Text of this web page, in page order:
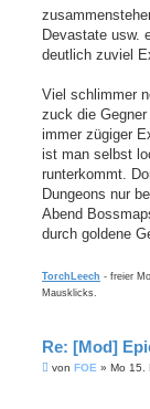
Devastate usw.
deutlich zuviel
Viel schlimmer
zuck die
immer zügiger
ist man selbst
runterkommt.
Dungeons nur
Abend
durch goldene
TorchLeech - freier
Mausklicks.
Re: [Mod]
Bvon FOE » Mo 15.